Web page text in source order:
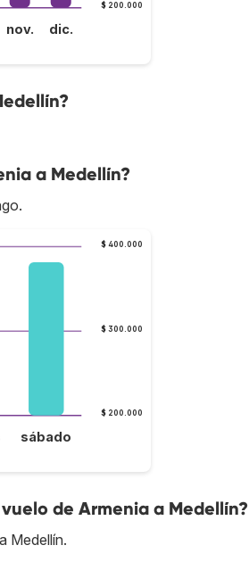
$ 200.000
nov. dic.
a Medellín?
$ 200.000
$ 300.000
$ 400.000
sábado
de Armenia a Medellín?
Medellín.